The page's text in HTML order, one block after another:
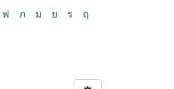
ฟ ภ ม ย ร
ฤ